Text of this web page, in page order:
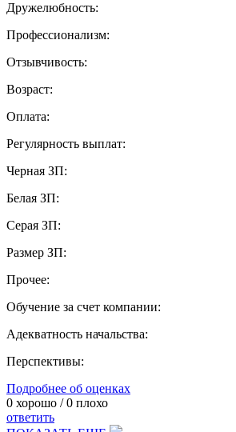
Дружелюбность:
Профессионализм:
Отзывчивость:
Возраст:
Оплата:
Регулярность выплат:
Черная ЗП:
Белая ЗП:
Серая ЗП:
Размер ЗП:
Прочее:
Обучение за счет компании:
Адекватность начальства:
Перспективы:
Подробнее об оценках
0 хорошо /0 плохо
ответить